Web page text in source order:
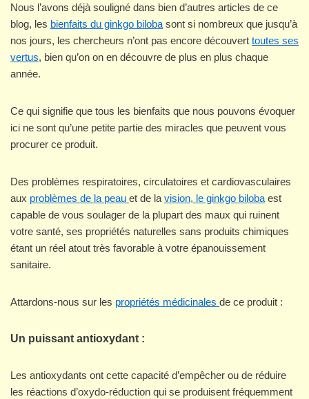
Nous l’avons déjà souligné dans bien d’autres articles de ce
blog, les bienfaits du ginkgo biloba sont si nombreux que jusqu’à
nos jours, les chercheurs n’ont pas encore découvert toutes ses
vertus, bien qu’on on en découvre de plus en plus chaque
année.
Ce qui signifie que tous les bienfaits que nous pouvons évoquer
ici ne sont qu’une petite partie des miracles que peuvent vous
procurer ce produit.
Des problèmes respiratoires, circulatoires et cardiovasculaires
aux problèmes de la peau et de la vision, le ginkgo biloba est
capable de vous soulager de la plupart des maux qui ruinent
votre santé, ses propriétés naturelles sans produits chimiques
étant un réel atout très favorable à votre épanouissement
sanitaire.
Attardons-nous sur les propriétés médicinales de ce produit :
Un puissant antioxydant :
Les antioxydants ont cette capacité d’empêcher ou de réduire
les réactions d’oxydo-réduction qui se produisent fréquemment